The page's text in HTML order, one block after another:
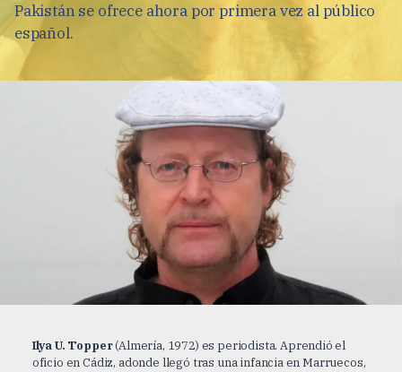
Pakistán se ofrece ahora por primera vez al público
español.
Ilya U. Topper(Almería, 1972) es periodista. Aprendió el
oficio en Cádiz, adonde llegó tras una infancia en Marruecos,